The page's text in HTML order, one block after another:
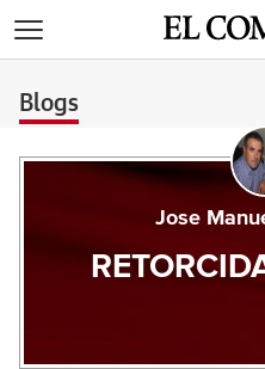
Blogs
Jose